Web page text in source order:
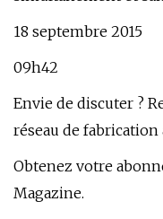
18 septembre 2015
09h42
Envie de discuter ?
réseau de fabrication
Obtenez votre
Magazine.